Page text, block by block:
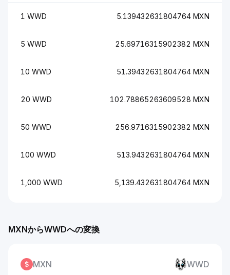
1 WWD 5.139432631804764 MXN
5 WWD 25.69716315902382 MXN
10 WWD 51.39432631804764 MXN
20 WWD 102.78865263609528 MXN
50 WWD 256.9716315902382 MXN
100 WWD 513.9432631804764 MXN
1,000 WWD 5,139.432631804764 MXN
MXNからWWDへの変換
MXN WWD